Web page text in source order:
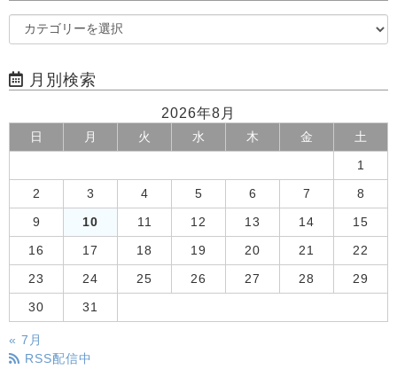
月別検索
2026年8月
日 月 火 水 木 金 土
1
2 3 4 5 6 7 8
9 10 11 12 13 14 15
16 17 18 19 20 21 22
23 24 25 26 27 28 29
30 31
« 7月
RSS配信中